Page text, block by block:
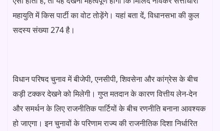
महायुति में किस पार्टी का वोट तोड़ेंगे। यहां बता दें, विधानसभा की कुल
सदस्य संख्या 274 है।
विधान परिषद चुनाव में बीजेपी, एनसीपी, शिवसेना और कांग्रेस के बीच
कड़ी टक्कर देखने को मिलेगी। गुप्त मतदान के कारण वित्तीय लेन-देन
और समर्थन के लिए राजनीतिक पार्टियों के बीच रणनीति बनाना आवश्यक
हो जाएगा। इन चुनावों के परिणाम राज्य की राजनीतिक दिशा निर्धारित